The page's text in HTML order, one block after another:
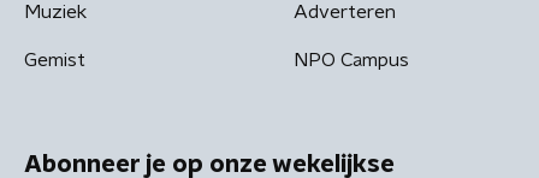
Muziek
Gemist
Adverteren
NPO Campus
Abonneer je op onze wekelijkse